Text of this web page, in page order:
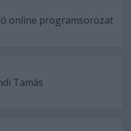
online programsorozat
Tamás